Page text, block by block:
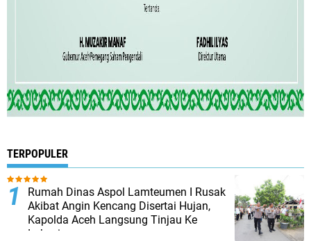
TERPOPULER
Rumah Dinas Aspol Lamteumen I Rusak
Akibat Angin Kencang Disertai Hujan,
Kapolda Aceh Langsung Tinjau Ke
Lokasi